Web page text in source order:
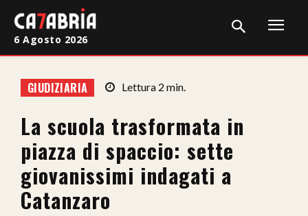
Cronaca
Giudiziaria
Politica
Sport
6 Agosto 2026
GIUDIZIARIA Lettura 2 min.
La scuola trasformata in
piazza di spaccio: sette
giovanissimi indagati a
Catanzaro